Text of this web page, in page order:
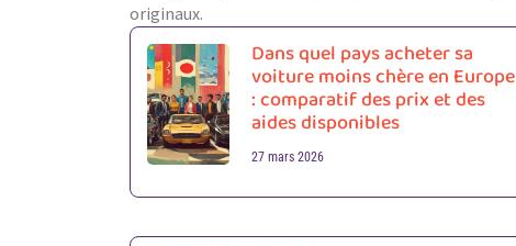
originaux.
Dans quel pays acheter sa
voiture moins chère en Europe
: comparatif des prix et des
aides disponibles
27 mars 2026